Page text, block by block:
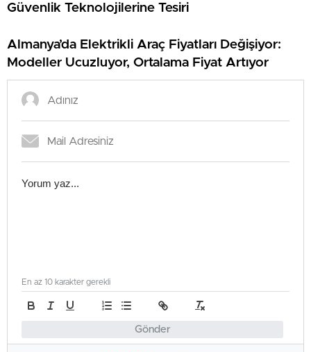
Güvenlik Teknolojilerine Tesiri
Almanya’da Elektrikli Araç Fiyatları Değişiyor:
Modeller Ucuzluyor, Ortalama Fiyat Artıyor
Gönder
En az 10 karakter gerekli